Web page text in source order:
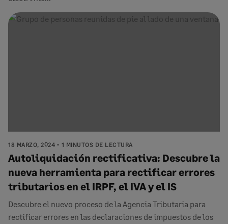
18 MARZO, 2024 1 MINUTOS DE LECTURA
Autoliquidación rectificativa: Descubre la
nueva herramienta para rectificar errores
tributarios en el IRPF, el IVA y el IS
Descubre el nuevo proceso de la Agencia Tributaria para
rectificar errores en las declaraciones de impuestos de los